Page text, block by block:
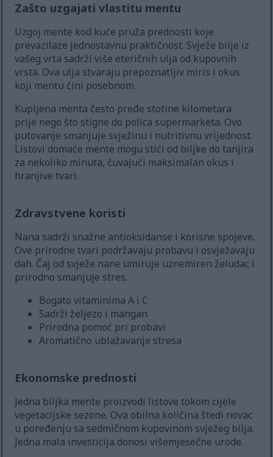
Zašto uzgajati vlastitu mentu
Uzgoj mente kod kuće pruža prednosti koje
prevazilaze jednostavnu praktičnost. Svježe bilje iz
vašeg vrta sadrži više eteričnih ulja od kupovnih
vrsta. Ova ulja stvaraju prepoznatljiv miris i okus
koji mentu čini posebnom.
Kupljena menta često pređe stotine kilometara
prije nego što stigne do polica supermarketa. Ovo
putovanje smanjuje svježinu i nutritivnu vrijednost.
Listovi domaće mente mogu stići od biljke do tanjira
za nekoliko minuta, čuvajući maksimalan okus i
hranjive tvari.
Zdravstvene koristi
Nana sadrži snažne antioksidanse i korisne spojeve.
Ove prirodne tvari podržavaju probavu i osvježavaju
dah. Čaj od svježe nane umiruje uznemiren želudac i
prirodno smanjuje stres.
Bogato vitaminima A i C
Sadrži željezo i mangan
Prirodna pomoć pri probavi
Aromatično ublažavanje stresa
Ekonomske prednosti
Jedna biljka mente proizvodi listove tokom cijele
vegetacijske sezone. Ova obilna količina štedi novac
u poređenju sa sedmičnom kupovinom svježeg bilja.
Jedna mala investicija donosi višemjesečne urode.